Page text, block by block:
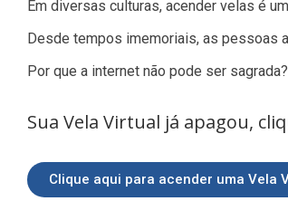
Em diversas culturas, acender velas é
Desde tempos imemoriais, as pessoas
Por que a internet não pode ser sagrada?
Sua Vela Virtual já apagou,
Clique aqui para acender uma Vela